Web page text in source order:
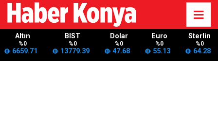
Altın
%0
6659.71
BIST
%0
13779.39
Dolar
%0
47.68
Euro
%0
55.13
Sterlin
%0
64.28